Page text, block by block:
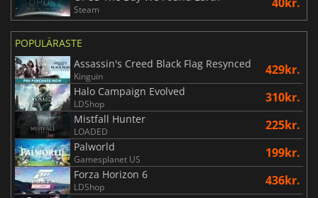
Steam
POPULÄRASTE
Assassin's Creed Black Flag Resynced
Kinguin 429kr.
Halo Campaign Evolved
LDShop 310kr.
Mistfall Hunter
LOADED 225kr.
Palworld
Gamesplanet US 199kr.
Forza Horizon 6
LDShop 436kr.